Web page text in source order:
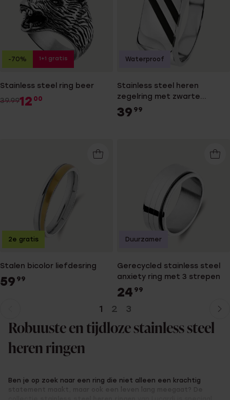
Stainless steel ring beer
39.9912 00
-70% 1+1 gratis
Stainless steel heren
zegelring met zwarte
accenten
39 99
Waterproof
Stalen bicolor liefdesring
59 99
2e gratis
Gerecycled stainless steel
anxiety ring met 3 strepen
24 99
Duurzamer
pagina
1 2 3
naarRobuuste en tijdloze stainless steel
heren ringen
Ben je op zoek naar een ring die niet alleen een krachtig